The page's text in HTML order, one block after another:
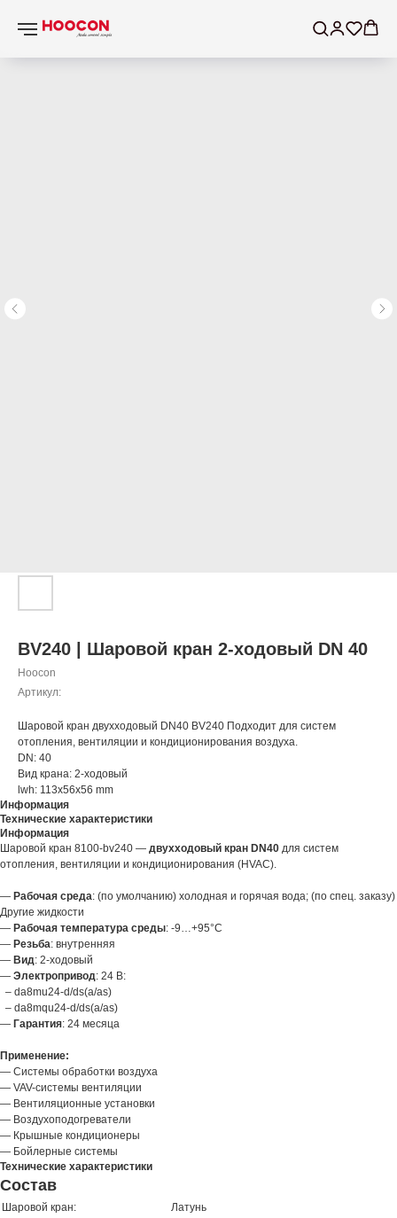
BV240 | Шаровой кран 2-ходовый DN 40
Hoocon
Артикул:
Шаровой кран двухходовый DN40 BV240 Подходит для систем
отопления, вентиляции и кондиционирования воздуха.
DN: 40
Вид крана: 2-ходовый
lwh: 113x56x56 mm
Информация
Технические характеристики
Информация
Шаровой кран 8100-bv240 — двухходовый кран DN40 для систем
отопления, вентиляции и кондиционирования (HVAC).
— Рабочая среда: (по умолчанию) холодная и горячая вода; (по спец. заказу)
Другие жидкости
— Рабочая температура среды: -9…+95°С
— Резьба: внутренняя
— Вид: 2-ходовый
— Электропривод: 24 В:
– da8mu24-d/ds(a/as)
– da8mqu24-d/ds(a/as)
— Гарантия: 24 месяца
Применение:
— Системы обработки воздуха
— VAV-системы вентиляции
— Вентиляционные установки
— Воздухоподогреватели
— Крышные кондиционеры
— Бойлерные системы
Технические характеристики
Состав
Шаровой кран:
Латунь